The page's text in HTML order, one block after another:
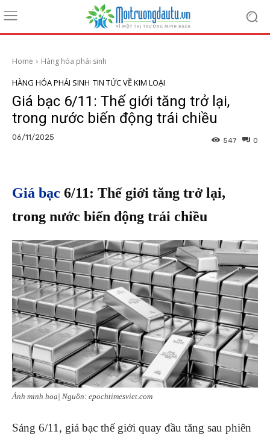
Home Hàng hóa phái sinh
HÀNG HÓA PHÁI SINH TIN TỨC VỀ KIM LOẠI
Giá bạc 6/11: Thế giới tăng trở lại,
trong nước biến động trái chiều
06/11/2025 0
547
Giá bạc 6/11: Thế giới tăng trở lại,
trong nước biến động trái chiều
Ảnh minh hoạ| Nguồn: epochtimesviet.com
Sáng 6/11, giá bạc thế giới quay đầu tăng sau phiên